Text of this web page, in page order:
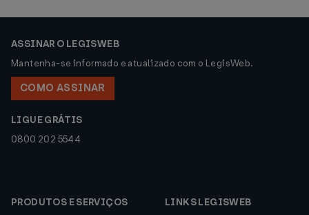
ASSINAR O LEGISWEB
Mantenha-se informado e atualizado com o LegisWeb.
COMO ASSINAR
LIGUE GRÁTIS
0800 202 5544
PRODUTOS E SERVIÇOS
LINKS LEGISWEB